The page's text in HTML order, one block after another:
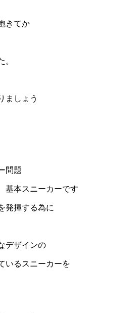
きてか
。
ましょう
問題
本スニーカーです
発揮する為に
デザインの
いるスニーカーを